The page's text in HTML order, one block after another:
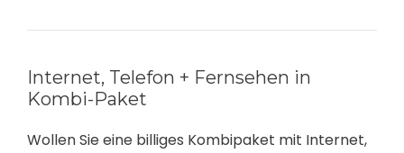
Internet, Telefon + Fernsehen in
Kombi-Paket
Wollen Sie eine billiges Kombipaket mit Internet,